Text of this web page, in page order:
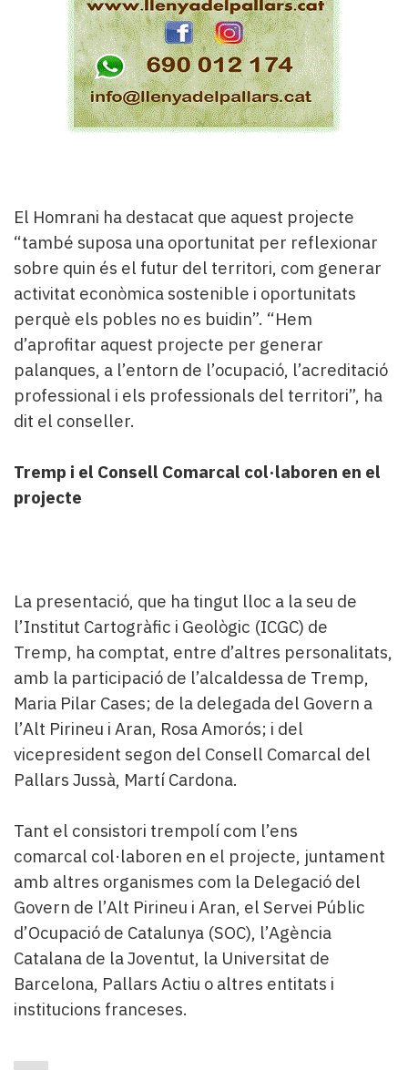
El Homrani ha destacat que aquest projecte
“també suposa una oportunitat per reflexionar
sobre quin és el futur del territori, com generar
activitat econòmica sostenible i oportunitats
perquè els pobles no es buidin”. “Hem
d’aprofitar aquest projecte per generar
palanques, a l’entorn de l’ocupació, l’acreditació
professional i els professionals del territori”, ha
dit el conseller.
Tremp i el Consell Comarcal col·laboren en el
projecte
La presentació, que ha tingut lloc a la seu de
l’Institut Cartogràfic i Geològic (ICGC) de
Tremp, ha comptat, entre d’altres personalitats,
amb la participació de l’alcaldessa de Tremp,
Maria Pilar Cases; de la delegada del Govern a
l’Alt Pirineu i Aran, Rosa Amorós; i del
vicepresident segon del Consell Comarcal del
Pallars Jussà, Martí Cardona.
Tant el consistori trempolí com l’ens
comarcal col·laboren en el projecte, juntament
amb altres organismes com la Delegació del
Govern de l’Alt Pirineu i Aran, el Servei Públic
d’Ocupació de Catalunya (SOC), l’Agència
Catalana de la Joventut, la Universitat de
Barcelona, Pallars Actiu o altres entitats i
institucions franceses.